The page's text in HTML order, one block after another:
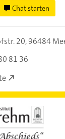
Chat starten
20,96484
81 36